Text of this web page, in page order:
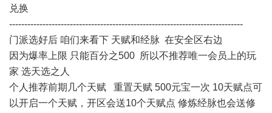
兑换
-----------------------------------------------------------------------------
门派选好后 咱们来看下 天赋和经脉 在安全区右边
因为爆率上限 只能百分之500 所以不推荐唯一会员上的玩
家 选天选之人
个人推荐前期几个天赋 重置天赋 500元宝一次 10天赋点可
以开启一个天赋，开区会送10个天赋点 修炼经脉也会送修